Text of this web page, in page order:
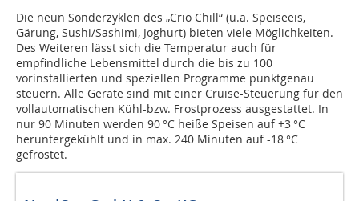
Die neun Sonderzyklen des „Crio Chill“ (u.a. Speiseeis,
Gärung, Sushi/Sashimi, Joghurt) bieten viele Möglichkeiten.
Des Weiteren lässt sich die Temperatur auch für
empfindliche Lebensmittel durch die bis zu 100
vorinstallierten und speziellen Programme punktgenau
steuern. Alle Geräte sind mit einer Cruise-Steuerung für den
vollautomatischen Kühl-bzw. Frostprozess ausgestattet. In
nur 90 Minuten werden 90 °C heiße Speisen auf +3 °C
heruntergekühlt und in max. 240 Minuten auf -18 °C
gefrostet.